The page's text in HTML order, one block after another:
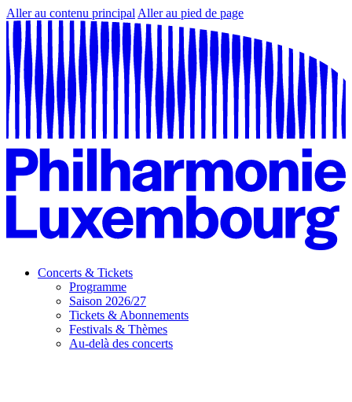
Aller au contenu principal Aller au pied de page
Concerts & Tickets
Programme
Saison 2026/27
Tickets & Abonnements
Festivals & Thèmes
Au-delà des concerts